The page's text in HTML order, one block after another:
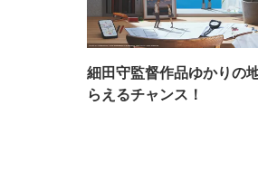
細田守監督作品ゆかりの
らえるチャンス！